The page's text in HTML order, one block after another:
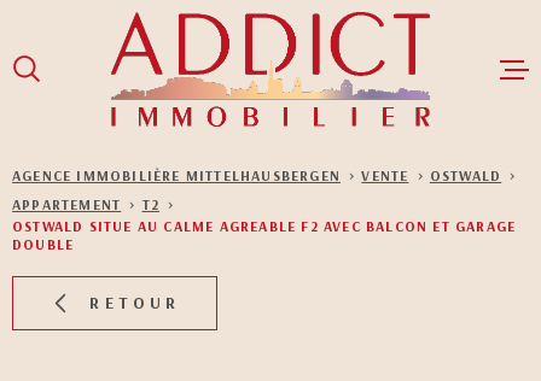
menu
contenu
VENTES
AGENCE IMMOBILIÈRE MITTELHAUSBERGEN VENTE
OSTWALD
APPARTEMENT
T2
OSTWALD SITUE AU CALME AGREABLE F2 AVEC BALCON ET GARAGE
DOUBLE
RETOUR